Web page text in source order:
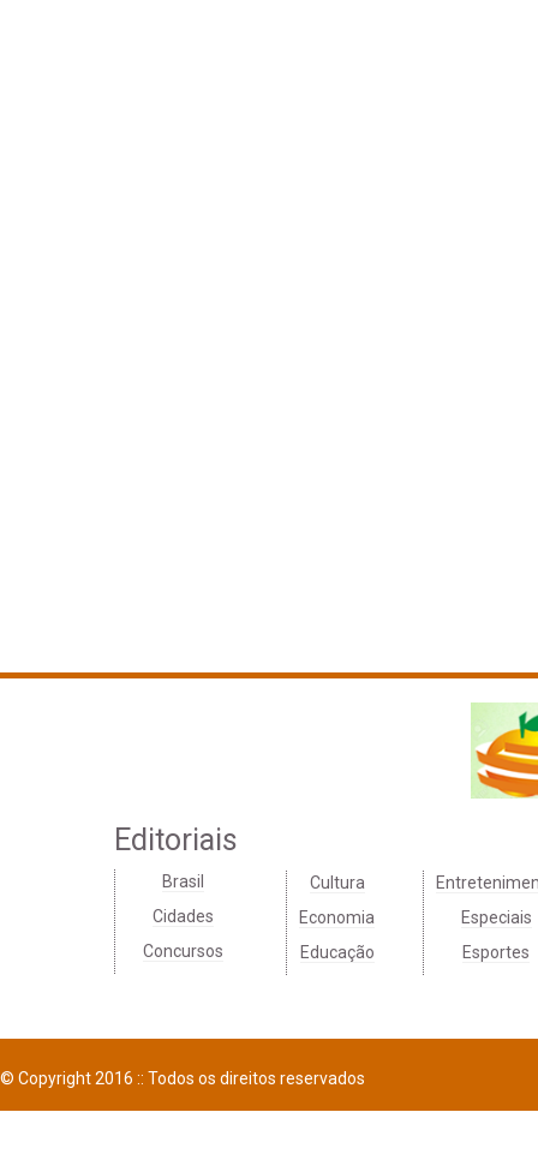
Editoriais
Brasil
Cidades
Concursos
Cultura
Economia
Educação
Especiais
Esportes
© Copyright 2016 :: Todos os direitos reservados